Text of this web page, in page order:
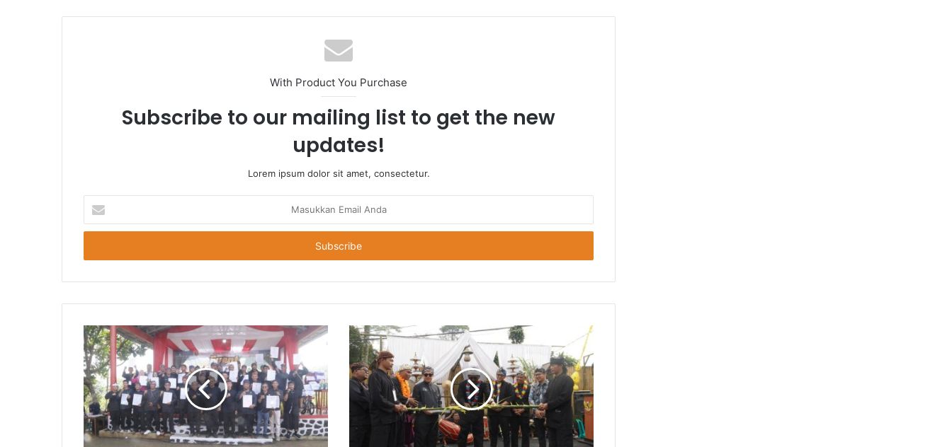
With Product You Purchase
Subscribe to our mailing list to get the new
updates!
Lorem ipsum dolor sit amet, consectetur.
Email
Anda